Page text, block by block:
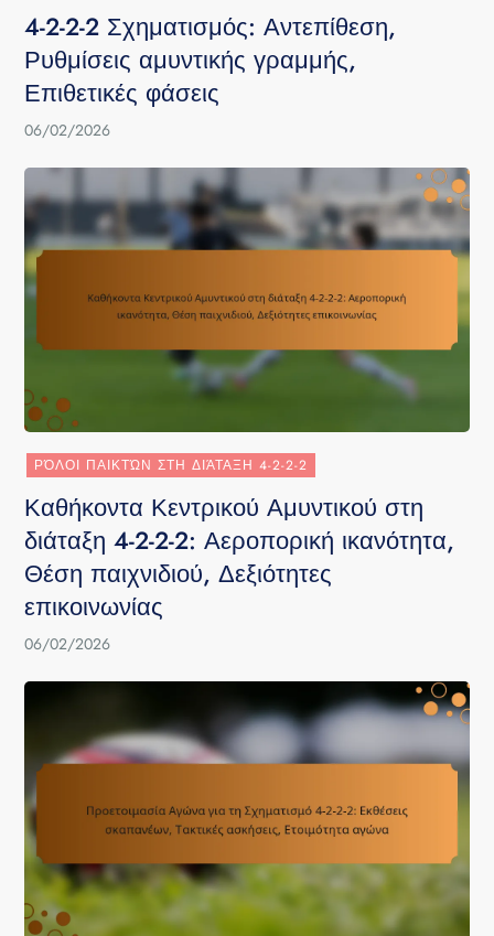
4-2-2-2 Σχηματισμός: Αντεπίθεση,
Ρυθμίσεις αμυντικής γραμμής,
Επιθετικές φάσεις
06/02/2026
ΡΌΛΟΙ ΠΑΙΚΤΏΝ ΣΤΗ ΔΙΆΤΑΞΗ 4-2-2-2
Καθήκοντα Κεντρικού Αμυντικού στη
διάταξη 4-2-2-2: Αεροπορική ικανότητα,
Θέση παιχνιδιού, Δεξιότητες
επικοινωνίας
06/02/2026